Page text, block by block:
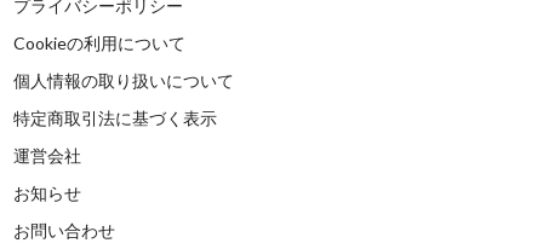
プライバシーポリシー
Cookieの利用について
個人情報の取り扱いについて
特定商取引法に基づく表示
運営会社
お知らせ
お問い合わせ